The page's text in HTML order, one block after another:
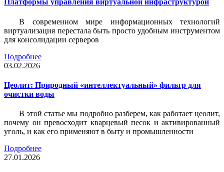
Платформы управления виртуальной инфраструктурой
В современном мире информационных технологий
виртуализация перестала быть просто удобным инструментом
для консолидации серверов
Подробнее
03.02.2026
Цеолит: Природный «интеллектуальный» фильтр для
очистки воды
В этой статье мы подробно разберем, как работает цеолит,
почему он превосходит кварцевый песок и активированный
уголь, и как его применяют в быту и промышленности
Подробнее
27.01.2026